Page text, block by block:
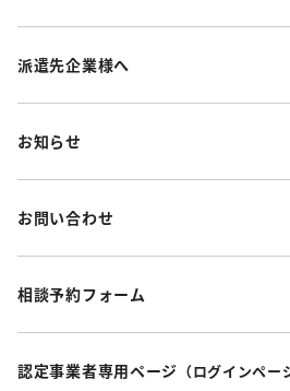
派遣先企業様へ
お知らせ
お問い合わせ
相談予約フォーム
認定事業者専用ページ （ログインペー